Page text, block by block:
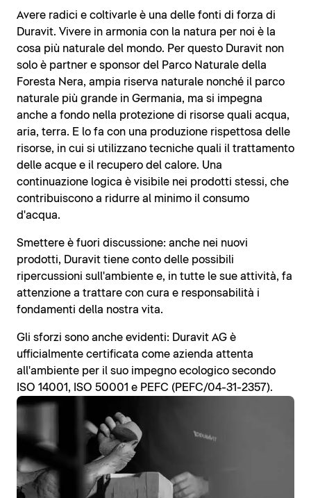
Avere radici e coltivarle è una delle fonti di forza di
Duravit. Vivere in armonia con la natura per noi è la
cosa più naturale del mondo. Per questo Duravit non
solo è partner e sponsor del Parco Naturale della
Foresta Nera, ampia riserva naturale nonché il parco
naturale più grande in Germania, ma si impegna
anche a fondo nella protezione di risorse quali acqua,
aria, terra. E lo fa con una produzione rispettosa delle
risorse, in cui si utilizzano tecniche quali il trattamento
delle acque e il recupero del calore. Una
continuazione logica è visibile nei prodotti stessi, che
contribuiscono a ridurre al minimo il consumo
d'acqua.
Smettere è fuori discussione: anche nei nuovi
prodotti, Duravit tiene conto delle possibili
ripercussioni sull'ambiente e, in tutte le sue attività, fa
attenzione a trattare con cura e responsabilità i
fondamenti della nostra vita.
Gli sforzi sono anche evidenti: Duravit AG è
ufficialmente certificata come azienda attenta
all'ambiente per il suo impegno ecologico secondo
ISO 14001, ISO 50001 e PEFC (PEFC/04-31-2357).